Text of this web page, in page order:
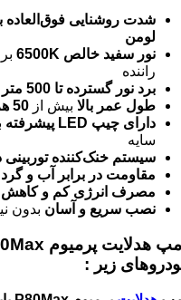
شدت روشنایی فوق‌العاده
لومن
نور سفید خالص 6500K
راننده
برد نور گسترده تا 500 متر
طول عمر بالا بیش از 50 هزار ساعت
دارای چیپ LED پیشرفته
سایه
سیستم خنک‌کننده توربینی
مقاومت در برابر آب و گرد
مصرف انرژی کم و کاهش
نصب سریع و آسان بدون
زیر :